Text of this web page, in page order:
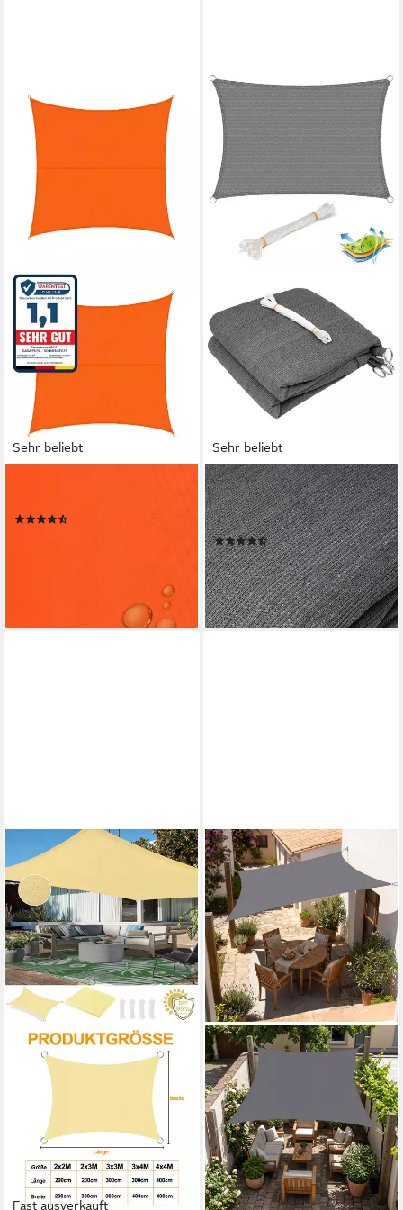
Sehr beliebt Sehr beliebt
WOLTU
Sonnensegel, Sonnensegel
Windschutz rechteck grau
(32)
ab 22,99 € UVP41,99 €
-45%
lieferbar - in 3-4 Werktagen bei dir
Fast ausverkauft